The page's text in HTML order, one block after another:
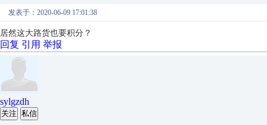
发表于：2020-06-09 17:01:38
居然这大路货也要积分？
回复 引用 举报
sylgzdh
关注 私信